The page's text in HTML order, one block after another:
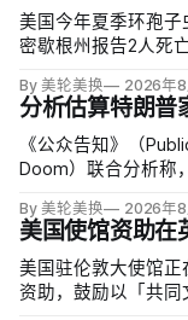
美国今年夏季环孢子
密歇根州报告2人死
来，但其余来源仍未
By 美轮美换 2026年
分析估算特朗
《公众告知》（
Doom）联合分析称
22.5亿美元、外国授
By 美轮美换 2026年
美国使馆资助在
美国驻伦敦大使馆
资助，鼓励以「共同